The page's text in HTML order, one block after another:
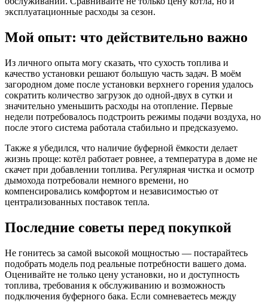
эксплуатационные расходы за сезон.
Мой опыт: что действительно важно
Из личного опыта могу сказать, что сухость топлива и
качество установки решают большую часть задач. В моём
загородном доме после установки верхнего горения удалось
сократить количество загрузок до одной-двух в сутки и
значительно уменьшить расходы на отопление. Первые
недели потребовалось подстроить режимы подачи воздуха, но
после этого система работала стабильно и предсказуемо.
Также я убедился, что наличие буферной ёмкости делает
жизнь проще: котёл работает ровнее, а температура в доме не
скачет при добавлении топлива. Регулярная чистка и осмотр
дымохода потребовали немного времени, но
компенсировались комфортом и независимостью от
централизованных поставок тепла.
Последние советы перед покупкой
Не гонитесь за самой высокой мощностью — постарайтесь
подобрать модель под реальные потребности вашего дома.
Оценивайте не только цену установки, но и доступность
топлива, требования к обслуживанию и возможность
подключения буферного бака. Если сомневаетесь между